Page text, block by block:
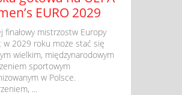
EURO 2029
finałowy mistrzostw Europy
w 2029 roku może stać się
wielkim, międzynarodowym
sportowym
w Polsce.
...